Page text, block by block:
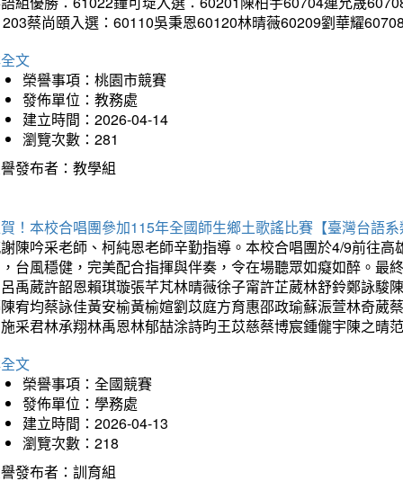
蔡尚頤入選：60110吳秉恩60120林晴薇60209劉華耀
文
榮譽事項：桃園市競賽
發佈單位：教務處
建立時間：2026-04-14
瀏覽次數：281
發布者：教學組
！本校合唱團參加115年全國師生鄉土歌謠比賽【臺灣台語
陳吟采老師、柯純恩老師辛勤指導。本校合唱團於4/9前往
台風穩健，完美配合指揮與伴奏，令在場聽眾如癡如醉。最
禹葳許韶恩賴琪璇張芊芃林晴薇徐子甯許芷葳林舒鈴鄭詠駿
宥均蔡詠佳黃安榆黃榆媗劉苡庭方育惠邵政瑜蘇浱萱林奇葳
采君林承翔林禹恩林郁喆涂詩昀王苡慈蔡博宸鍾儱宇陳之晴
文
榮譽事項：全國競賽
發佈單位：學務處
建立時間：2026-04-13
瀏覽次數：218
發布者：訓育組